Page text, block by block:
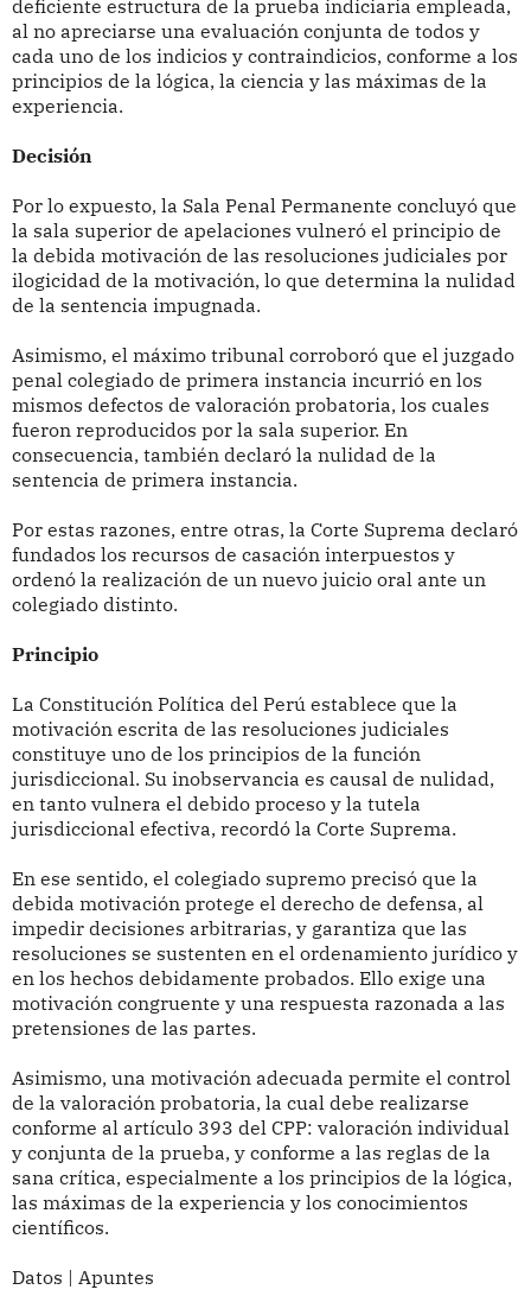
deficiente estructura de la prueba indiciaria empleada,
al no apreciarse una evaluación conjunta de todos y
cada uno de los indicios y contraindicios, conforme a los
principios de la lógica, la ciencia y las máximas de la
experiencia.
Decisión
Por lo expuesto, la Sala Penal Permanente concluyó que
la sala superior de apelaciones vulneró el principio de
la debida motivación de las resoluciones judiciales por
ilogicidad de la motivación, lo que determina la nulidad
de la sentencia impugnada.
Asimismo, el máximo tribunal corroboró que el juzgado
penal colegiado de primera instancia incurrió en los
mismos defectos de valoración probatoria, los cuales
fueron reproducidos por la sala superior. En
consecuencia, también declaró la nulidad de la
sentencia de primera instancia.
Por estas razones, entre otras, la Corte Suprema declaró
fundados los recursos de casación interpuestos y
ordenó la realización de un nuevo juicio oral ante un
colegiado distinto.
Principio
La Constitución Política del Perú establece que la
motivación escrita de las resoluciones judiciales
constituye uno de los principios de la función
jurisdiccional. Su inobservancia es causal de nulidad,
en tanto vulnera el debido proceso y la tutela
jurisdiccional efectiva, recordó la Corte Suprema.
En ese sentido, el colegiado supremo precisó que la
debida motivación protege el derecho de defensa, al
impedir decisiones arbitrarias, y garantiza que las
resoluciones se sustenten en el ordenamiento jurídico y
en los hechos debidamente probados. Ello exige una
motivación congruente y una respuesta razonada a las
pretensiones de las partes.
Asimismo, una motivación adecuada permite el control
de la valoración probatoria, la cual debe realizarse
conforme al artículo 393 del CPP: valoración individual
y conjunta de la prueba, y conforme a las reglas de la
sana crítica, especialmente a los principios de la lógica,
las máximas de la experiencia y los conocimientos
científicos.
Datos | Apuntes